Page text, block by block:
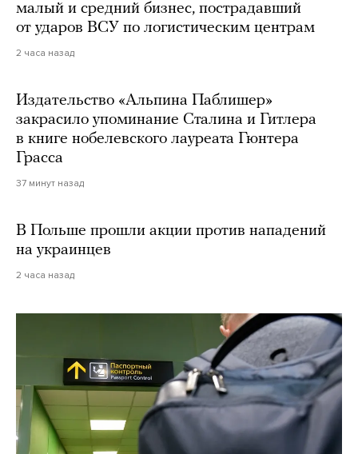
малый и средний бизнес, пострадавший
от ударов ВСУ по логистическим центрам
2 часа назад
Издательство «Альпина Паблишер»
закрасило упоминание Сталина и Гитлера
в книге нобелевского лауреата Гюнтера
Грасса
37 минут назад
В Польше прошли акции против нападений
на украинцев
2 часа назад